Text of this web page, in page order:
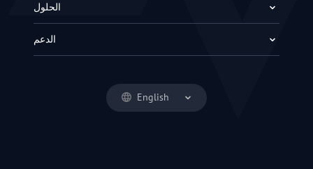
English
الحلول
الدعم